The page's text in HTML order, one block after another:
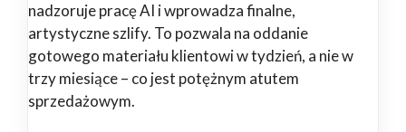
nadzoruje pracę AI i wprowadza finalne,
artystyczne szlify. To pozwala na oddanie
gotowego materiału klientowi w tydzień, a nie w
trzy miesiące – co jest potężnym atutem
sprzedażowym.